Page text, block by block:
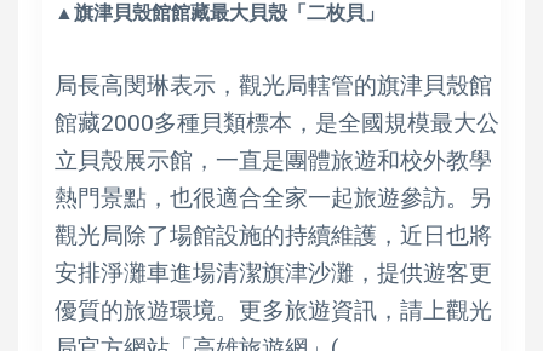
▲旗津貝殼館館藏最大貝殼「二枚貝」
局長高閔琳表示，觀光局轄管的旗津貝殼館
館藏2000多種貝類標本，是全國規模最大公
立貝殼展示館，一直是團體旅遊和校外教學
熱門景點，也很適合全家一起旅遊參訪。另
觀光局除了場館設施的持續維護，近日也將
安排淨灘車進場清潔旗津沙灘，提供遊客更
優質的旅遊環境。更多旅遊資訊，請上觀光